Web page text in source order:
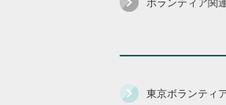
東京ボランティ